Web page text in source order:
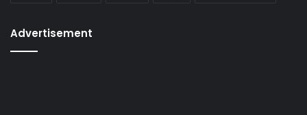
Advertisement